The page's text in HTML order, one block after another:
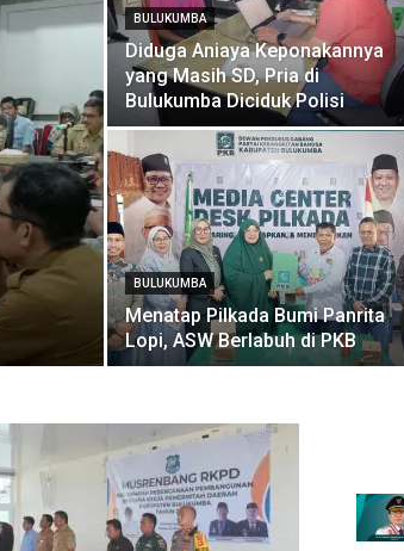
BULUKUMBA
Diduga Aniaya Keponakannya
yang Masih SD, Pria di
Bulukumba Diciduk Polisi
BULUKUMBA
Menatap Pilkada Bumi Panrita
Lopi, ASW Berlabuh di PKB